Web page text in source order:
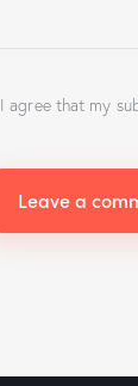
I agree that my